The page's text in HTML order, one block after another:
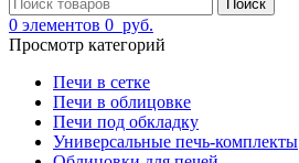
Поиск
0 элементов 0 руб.
Просмотр категорий
Печи в сетке
Печи в облицовке
Печи под обкладку
Универсальные печь-комплекты